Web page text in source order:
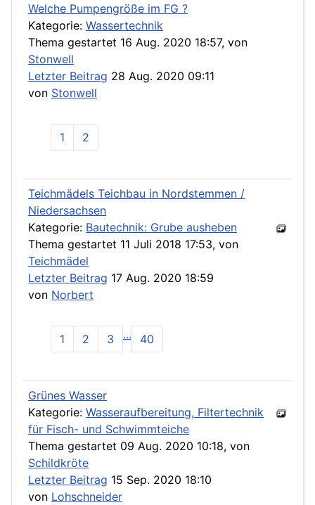
Welche Pumpengröße im FG ?
Kategorie: Wassertechnik
Thema gestartet 16 Aug. 2020 18:57, von
Stonwell
Letzter Beitrag 28 Aug. 2020 09:11
von Stonwell
1 2
Teichmädels Teichbau in Nordstemmen /
Niedersachsen
Kategorie: Bautechnik: Grube ausheben
Thema gestartet 11 Juli 2018 17:53, von
Teichmädel
Letzter Beitrag 17 Aug. 2020 18:59
von Norbert
1 2 3 ... 40
Grünes Wasser
Kategorie: Wasseraufbereitung, Filtertechnik
für Fisch- und Schwimmteiche
Thema gestartet 09 Aug. 2020 10:18, von
Schildkröte
Letzter Beitrag 15 Sep. 2020 18:10
von Lohschneider